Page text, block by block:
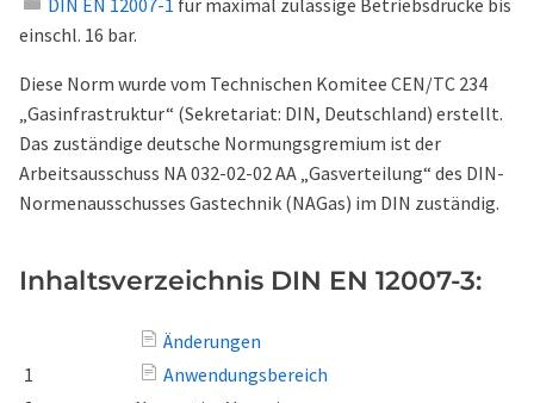
DIN EN 12007-1 für maximal zulässige Betriebsdrücke bis
einschl. 16 bar.
Diese Norm wurde vom Technischen Komitee CEN/TC 234
„Gasinfrastruktur“ (Sekretariat: DIN, Deutschland) erstellt.
Das zuständige deutsche Normungsgremium ist der
Arbeitsausschuss NA 032-02-02 AA „Gasverteilung“ des DIN-
Normenausschusses Gastechnik (NAGas) im DIN zuständig.
Inhaltsverzeichnis DIN EN 12007-3:
Änderungen
1
Anwendungsbereich